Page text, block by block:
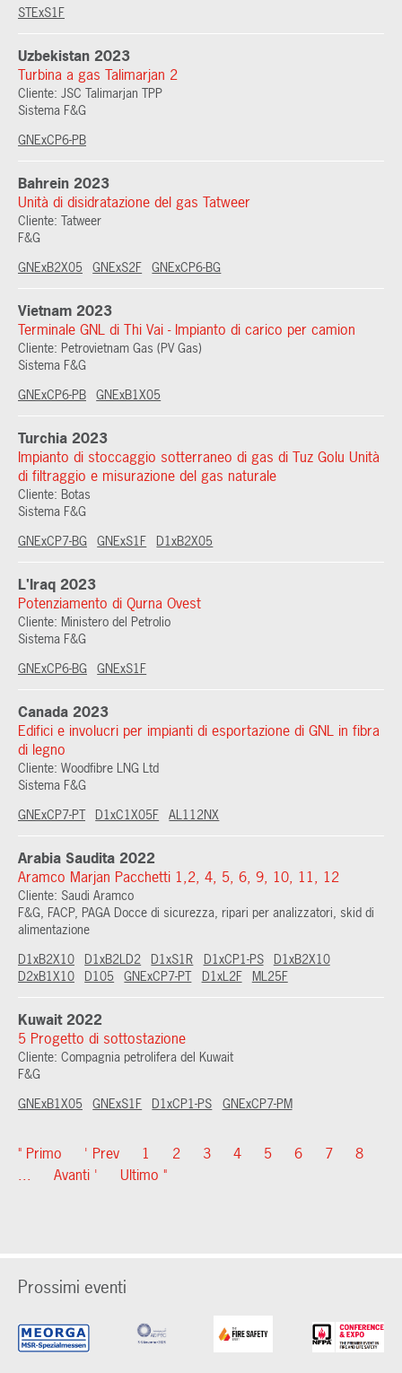
STExS1F
Uzbekistan 2023
Turbina a gas Talimarjan 2
Cliente: JSC Talimarjan TPP
Sistema F&G
GNExCP6-PB
Bahrein 2023
Unità di disidratazione del gas Tatweer
Cliente: Tatweer
F&G
GNExB2X05 GNExS2F GNExCP6-BG
Vietnam 2023
Terminale GNL di Thi Vai - Impianto di carico per camion
Cliente: Petrovietnam Gas (PV Gas)
Sistema F&G
GNExCP6-PB GNExB1X05
Turchia 2023
Impianto di stoccaggio sotterraneo di gas di Tuz Golu Unità
di filtraggio e misurazione del gas naturale
Cliente: Botas
Sistema F&G
GNExCP7-BG GNExS1F D1xB2X05
L'Iraq 2023
Potenziamento di Qurna Ovest
Cliente: Ministero del Petrolio
Sistema F&G
GNExCP6-BG GNExS1F
Canada 2023
Edifici e involucri per impianti di esportazione di GNL in fibra
di legno
Cliente: Woodfibre LNG Ltd
Sistema F&G
GNExCP7-PT
D1xC1X05F AL112NX
Arabia Saudita 2022
Aramco Marjan Pacchetti 1,2, 4, 5, 6, 9, 10, 11, 12
Cliente: Saudi Aramco
F&G, FACP, PAGA Docce di sicurezza, ripari per analizzatori, skid di
alimentazione
D1xB2X10
D1xB2LD2 D1xS1R D1xCP1-PS
D1xB2X10
D2xB1X10
D105 GNExCP7-PT D1xL2F ML25F
Kuwait 2022
5 Progetto di sottostazione
Cliente: Compagnia petrolifera del Kuwait
F&G
GNExB1X05 GNExS1F D1xCP1-PS GNExCP7-PM
" Primo ' Prev 1 2 3 4 5 6 7
8
...
Avanti ' Ultimo "
Prossimi eventi